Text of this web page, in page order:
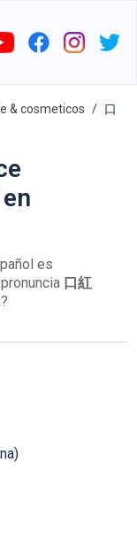
& cosmeticos
口
es
口紅